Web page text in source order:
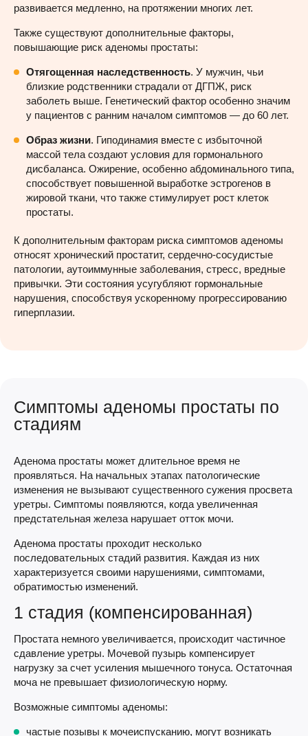
развивается медленно, на протяжении многих лет.
Также существуют дополнительные факторы,
повышающие риск аденомы простаты:
Отягощенная наследственность. У мужчин, чьи
близкие родственники страдали от ДГПЖ, риск
заболеть выше. Генетический фактор особенно значим
у пациентов с ранним началом симптомов — до 60 лет.
Образ жизни. Гиподинамия вместе с избыточной
массой тела создают условия для гормонального
дисбаланса. Ожирение, особенно абдоминального типа,
способствует повышенной выработке эстрогенов в
жировой ткани, что также стимулирует рост клеток
простаты.
К дополнительным факторам риска симптомов аденомы
относят хронический простатит, сердечно-сосудистые
патологии, аутоиммунные заболевания, стресс, вредные
привычки. Эти состояния усугубляют гормональные
нарушения, способствуя ускоренному прогрессированию
гиперплазии.
Симптомы аденомы простаты по
стадиям
Аденома простаты может длительное время не
проявляться. На начальных этапах патологические
изменения не вызывают существенного сужения просвета
уретры. Симптомы появляются, когда увеличенная
предстательная железа нарушает отток мочи.
Аденома простаты проходит несколько
последовательных стадий развития. Каждая из них
характеризуется своими нарушениями, симптомами,
обратимостью изменений.
1 стадия (компенсированная)
Простата немного увеличивается, происходит частичное
сдавление уретры. Мочевой пузырь компенсирует
нагрузку за счет усиления мышечного тонуса. Остаточная
моча не превышает физиологическую норму.
Возможные симптомы аденомы:
частые позывы к мочеиспусканию, могут возникать